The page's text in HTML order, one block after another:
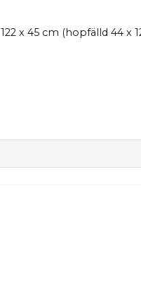
x 45 cm (hopfälld 44 x